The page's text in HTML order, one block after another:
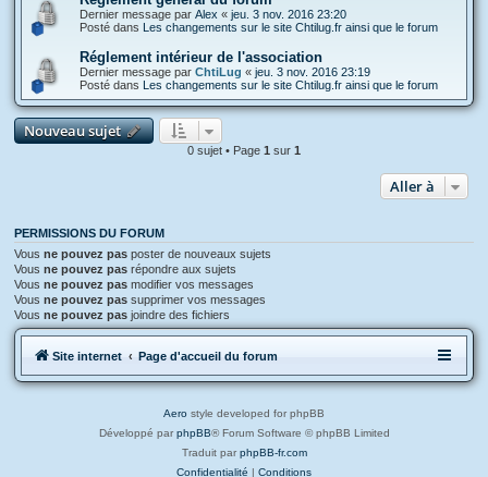
Dernier message par Alex « jeu. 3 nov. 2016 23:20
Posté dans Les changements sur le site Chtilug.fr ainsi que le forum
Réglement intérieur de l'association
Dernier message par ChtiLug « jeu. 3 nov. 2016 23:19
Posté dans Les changements sur le site Chtilug.fr ainsi que le forum
Nouveau sujet
0 sujet • Page 1 sur 1
Aller à
PERMISSIONS DU FORUM
Vous ne pouvez pas poster de nouveaux sujets
Vous ne pouvez pas répondre aux sujets
Vous ne pouvez pas modifier vos messages
Vous ne pouvez pas supprimer vos messages
Vous ne pouvez pas joindre des fichiers
Site internet Page d'accueil du forum
Aero style developed for phpBB
Développé par phpBB® Forum Software © phpBB Limited
Traduit par phpBB-fr.com
Confidentialité | Conditions